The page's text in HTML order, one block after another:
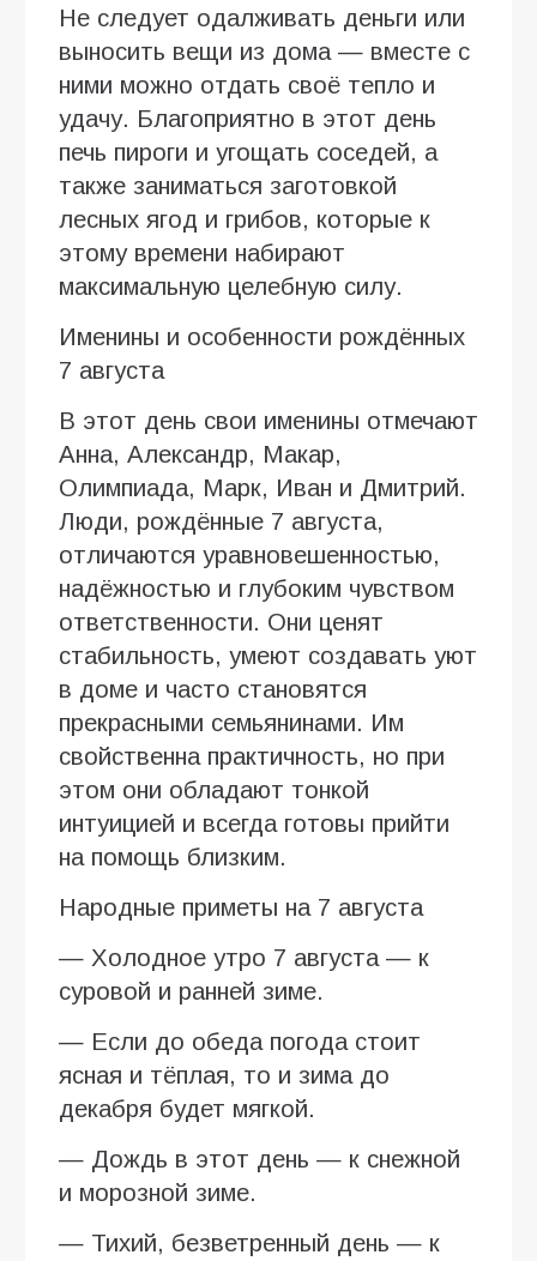
Не следует одалживать деньги или
выносить вещи из дома — вместе с
ними можно отдать своё тепло и
удачу. Благоприятно в этот день
печь пироги и угощать соседей, а
также заниматься заготовкой
лесных ягод и грибов, которые к
этому времени набирают
максимальную целебную силу.
Именины и особенности рождённых
7 августа
В этот день свои именины отмечают
Анна, Александр, Макар,
Олимпиада, Марк, Иван и Дмитрий.
Люди, рождённые 7 августа,
отличаются уравновешенностью,
надёжностью и глубоким чувством
ответственности. Они ценят
стабильность, умеют создавать уют
в доме и часто становятся
прекрасными семьянинами. Им
свойственна практичность, но при
этом они обладают тонкой
интуицией и всегда готовы прийти
на помощь близким.
Народные приметы на 7 августа
— Холодное утро 7 августа — к
суровой и ранней зиме.
— Если до обеда погода стоит
ясная и тёплая, то и зима до
декабря будет мягкой.
— Дождь в этот день — к снежной
и морозной зиме.
— Тихий, безветренный день — к